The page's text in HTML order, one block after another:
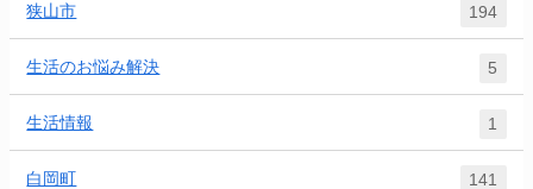
狭山市 194
生活のお悩み解決 5
生活情報 1
白岡町 141